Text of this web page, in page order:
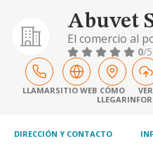
Abuvet
El comercio al
zoosanitarios.
mayor de
tanto
aditivos para
correctores
0/5
LLAMARSITIO WEB CÓMO
LLEGAR
VER
DIRECCIÓN Y CONTACTO